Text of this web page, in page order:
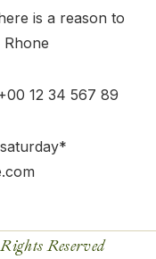
is a reason to
12 34 567 89
Reserved